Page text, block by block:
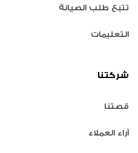
تتبع طلب الصيانة
التعليمات
شركتنا
قصتنا
آراء العملاء